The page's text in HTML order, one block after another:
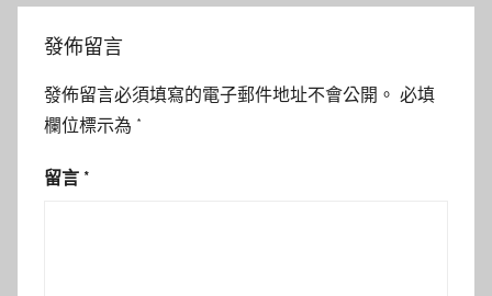
發佈留言
發佈留言必須填寫的電子郵件地址不會公開。 必填
欄位標示為 *
留言 *